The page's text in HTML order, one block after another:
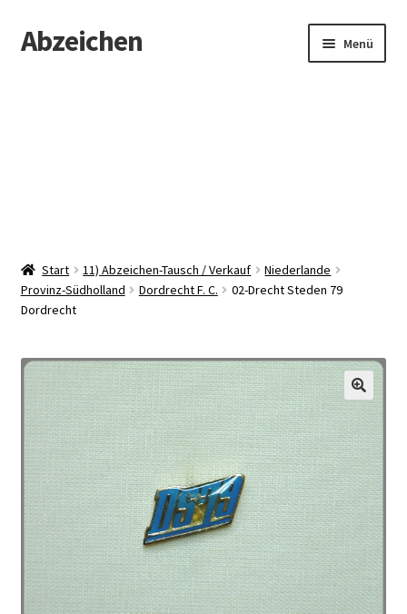
Zur
Navigation
Zum
Inhalt
Abzeichen Menü
Start 11) Abzeichen-Tausch / Verkauf
Niederlande
Provinz-Südholland
Dordrecht F. C.
02-Drecht Steden 79
Dordrecht